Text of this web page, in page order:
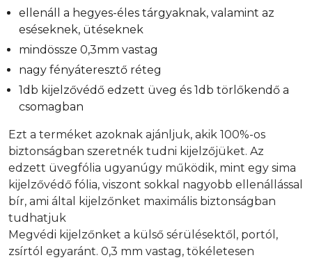
ellenáll a hegyes-éles tárgyaknak, valamint az
eséseknek, ütéseknek
mindössze 0,3mm vastag
nagy fényáteresztő réteg
1db kijelzővédő edzett üveg és 1db törlőkendő a
csomagban
Ezt a terméket azoknak ajánljuk, akik 100%-os
biztonságban szeretnék tudni kijelzőjüket. Az
edzett üvegfólia ugyanúgy működik, mint egy sima
kijelzővédő fólia, viszont sokkal nagyobb ellenállással
bír, ami által kijelzőnket maximális biztonságban
tudhatjuk
Megvédi kijelzőnket a külső sérülésektől, portól,
zsírtól egyaránt. 0,3 mm vastag, tökéletesen